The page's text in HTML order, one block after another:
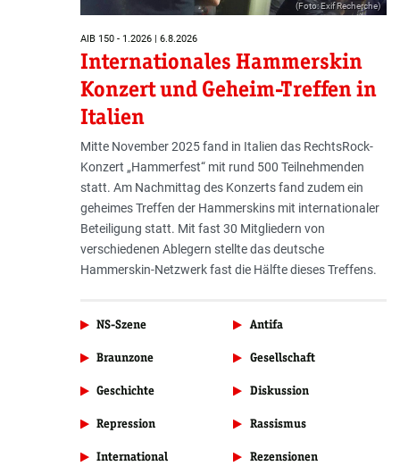
(Foto: Exif Recherche)
AIB 150 - 1.2026 | 6.8.2026
Internationales Hammerskin
Konzert und Geheim-Treffen in
Italien
Mitte November 2025 fand in Italien das RechtsRock-
Konzert „Hammerfest“ mit rund 500 Teilnehmenden
statt. Am Nachmittag des Konzerts fand zudem ein
geheimes Treffen der Hammerskins mit internationaler
Beteiligung statt. Mit fast 30 Mitgliedern von
verschiedenen Ablegern stellte das deutsche
Hammerskin-Netzwerk fast die Hälfte dieses Treffens.
NS-Szene Antifa
Braunzone Gesellschaft
Geschichte Diskussion
Repression Rassismus
International Rezensionen